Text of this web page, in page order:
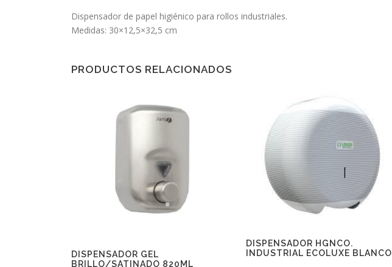
Dispensador de papel higiénico para rollos industriales.
Medidas: 30×12,5×32,5 cm
PRODUCTOS RELACIONADOS
DISPENSADOR GEL
BRILLO/SATINADO 820ML
DISPENSADOR HGNCO.
INDUSTRIAL ECOLUXE BLANCO